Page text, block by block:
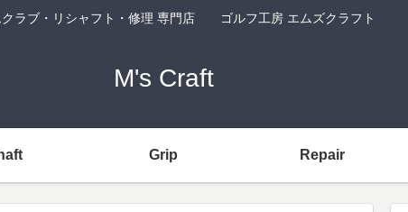
クラブ・リシャフト・修理 専門店 ゴルフ工房 エムズクラフト
M's Craft
Grip Repair